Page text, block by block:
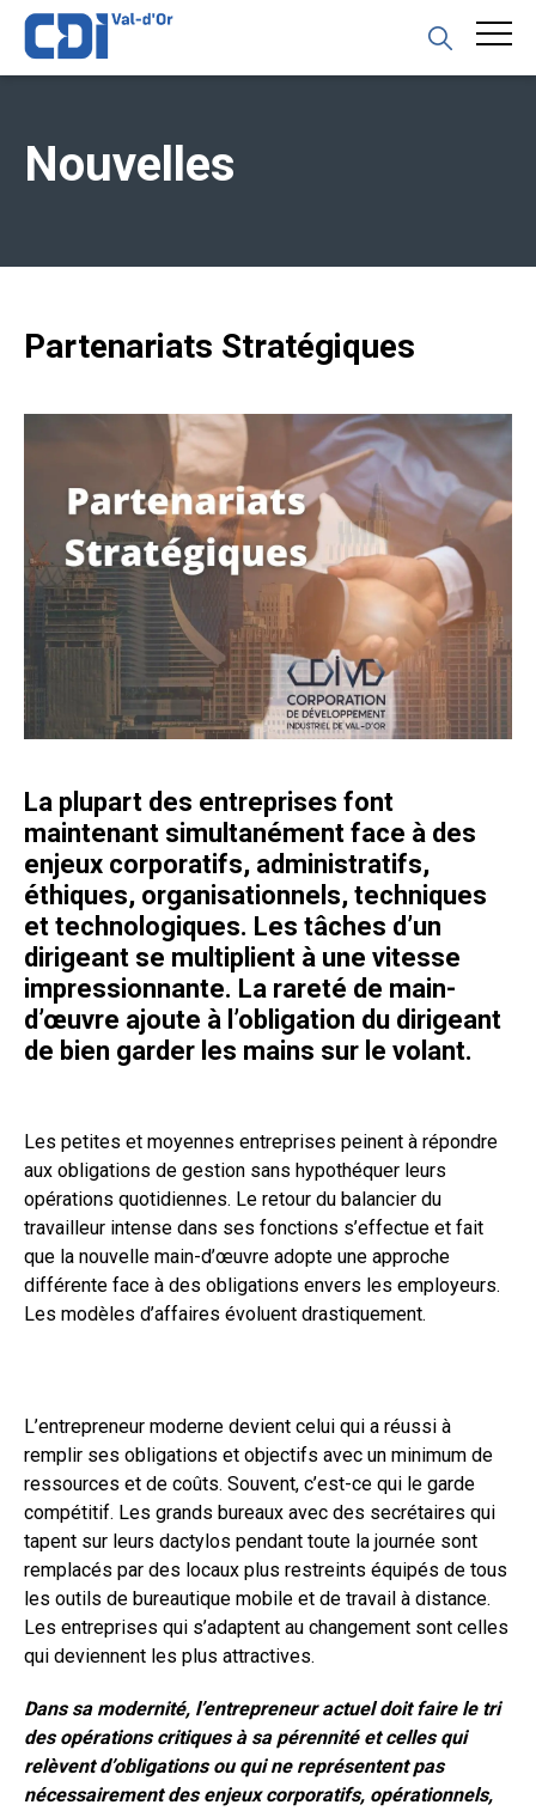
Nouvelles
Partenariats Stratégiques
La plupart des entreprises font
maintenant simultanément face à des
enjeux corporatifs, administratifs,
éthiques, organisationnels, techniques
et technologiques. Les tâches d’un
dirigeant se multiplient à une vitesse
impressionnante. La rareté de main-
d’œuvre ajoute à l’obligation du dirigeant
de bien garder les mains sur le volant.
Les petites et moyennes entreprises peinent à répondre
aux obligations de gestion sans hypothéquer leurs
opérations quotidiennes. Le retour du balancier du
travailleur intense dans ses fonctions s’effectue et fait
que la nouvelle main-d’œuvre adopte une approche
différente face à des obligations envers les employeurs.
Les modèles d’affaires évoluent drastiquement.
L’entrepreneur moderne devient celui qui a réussi à
remplir ses obligations et objectifs avec un minimum de
ressources et de coûts. Souvent, c’est-ce qui le garde
compétitif. Les grands bureaux avec des secrétaires qui
tapent sur leurs dactylos pendant toute la journée sont
remplacés par des locaux plus restreints équipés de tous
les outils de bureautique mobile et de travail à distance.
Les entreprises qui s’adaptent au changement sont celles
qui deviennent les plus attractives.
Dans sa modernité, l’entrepreneur actuel doit faire le tri
des opérations critiques à sa pérennité et celles qui
relèvent d’obligations ou qui ne représentent pas
nécessairement des enjeux corporatifs, opérationnels,